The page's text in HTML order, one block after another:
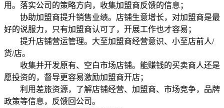
用。落实公司的策略方向，收集加盟商反馈的信息；
协助加盟商提升销售业绩。店铺生意增长，对加盟商是最
好的说服力，只有加盟商认可了，开展工作也才容易；
提升店铺营运管理。大至加盟商经营意识、小至店前人/
货/店。
收集并开发原有、空白市场店铺。能赚钱的买卖商人还是
愿投资的，督导更容易激励加盟商开店；
利用差旅资源，了解店铺经营、加盟商、市场竞争，品牌
政策等信息，反馈回公司。